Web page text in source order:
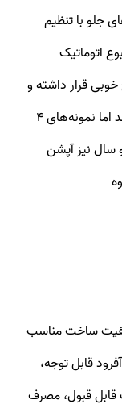
جلو با تنظیم
اتوماتیک
خوبی قرار داشته و
به نسبت سال ساخت، کاملا راضی‌کننده بودند اما نمونه‌های 4
سال نیز آپشن
ساخت مناسب
قابل توجه،
قبول، مصرف